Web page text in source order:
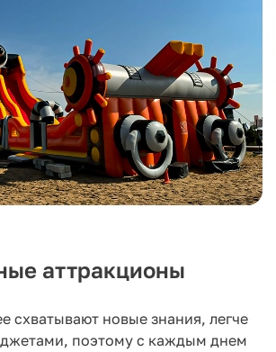
аттракционы
схватывают новые знания, легче
поэтому с каждым днем